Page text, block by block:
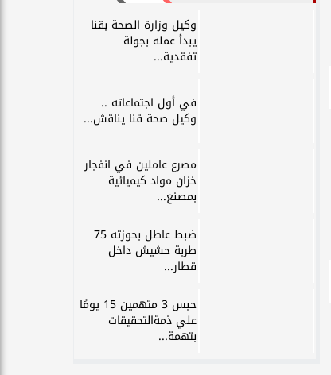
وكيل وزارة الصحة بقنا
يبدأ عمله بجولة
تفقدية...
في أول اجتماعاته ..
وكيل صحة قنا يناقش...
مصرع عاملين في انفجار
خزان مواد كيميائية
بمصنع...
ضبط عاطل بحوزته 75
طربة حشيش داخل
قطار...
حبس 3 متهمين 15 يومًا
علي ذمةالتحقيقات
بتهمة...